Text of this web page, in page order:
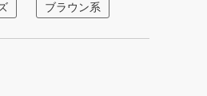
ブラウン系